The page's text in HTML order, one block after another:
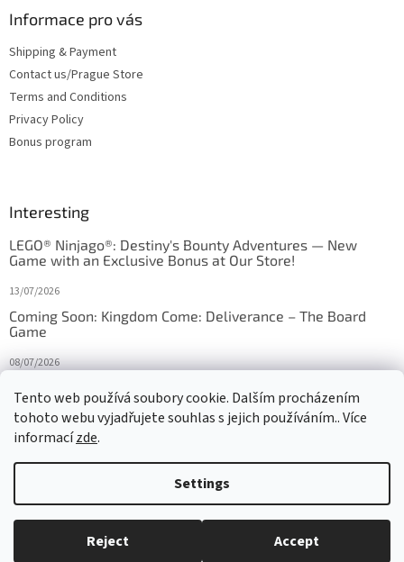
Tento web používá soubory cookie. Dalším procházením
tohoto webu vyjadřujete souhlas s jejich používáním.. Více
informacízde.
Settings
Reject Accept
Informace pro vás
Shipping & Payment
Contact us/Prague Store
Terms and Conditions
Privacy Policy
Bonus program
Interesting
LEGO® Ninjago®: Destiny's Bounty Adventures — New
Game with an Exclusive Bonus at Our Store!
13/07/2026
Coming Soon: Kingdom Come: Deliverance – The Board
Game
08/07/2026
27/10/2025
Created by Shoptet
Copyright 2026HRAS Edit cookie settings